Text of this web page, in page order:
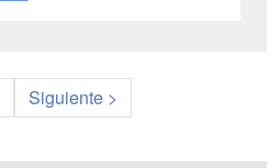
Siguiente >